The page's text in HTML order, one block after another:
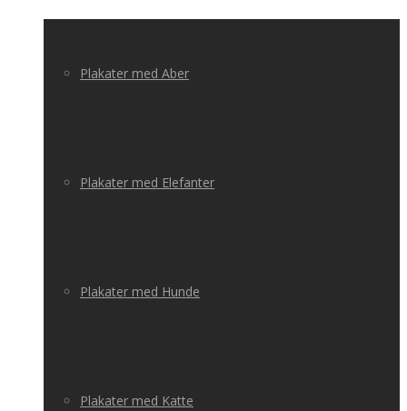
Plakater med Aber
Plakater med Elefanter
Plakater med Hunde
Plakater med Katte